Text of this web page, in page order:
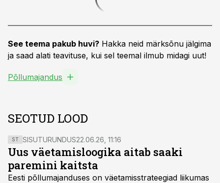
See teema pakub huvi? Hakka neid märksõnu jälgima
ja saad alati teavituse, kui sel teemal ilmub midagi uut!
Põllumajandus
SEOTUD LOOD
ST SISUTURUNDUS22.06.26, 11:16
Uus väetamisloogika aitab saaki
paremini kaitsta
Eesti põllumajanduses on väetamisstrateegiad liikumas